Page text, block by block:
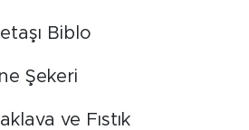
Biblo
Şekeri
ve Fıstık